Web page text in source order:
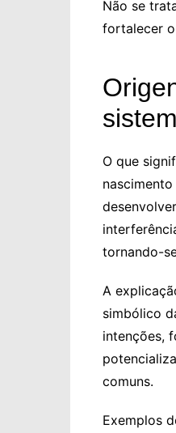
Não se
fortalecer
O que
tornando-
A
simbólico
intenções,
comuns.
Exemplos